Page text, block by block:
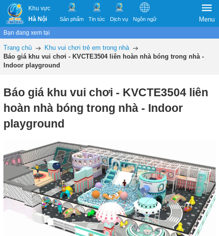
Khu vực
Hà Nội
Sản phẩm Tin tức Dịch vụ Ngôn ngữ Menu
Bạn đang xem tại
Trang chủ
Khu vui chơi trẻ em trong nhà
Báo giá khu vui chơi - KVCTE3504 liên hoàn nhà bóng trong nhà -
Indoor playground
Báo giá khu vui chơi - KVCTE3504 liên
hoàn nhà bóng trong nhà - Indoor
playground